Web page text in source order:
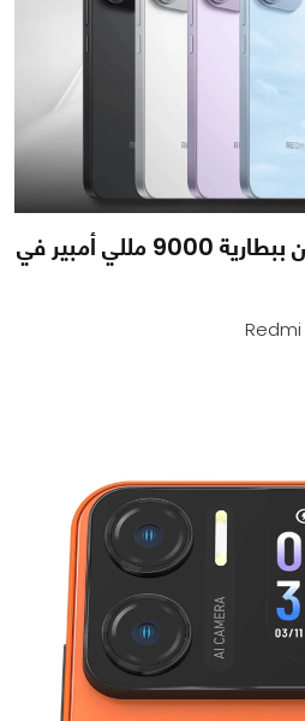
0
شاومي تصدم المنافسين ببطارية 9000 مللي أمبير في